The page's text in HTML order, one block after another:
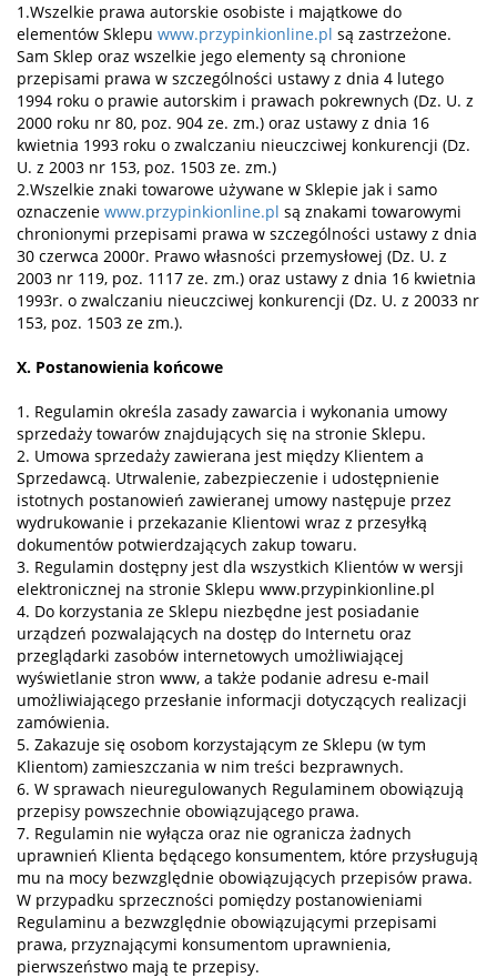
1.Wszelkie prawa autorskie osobiste i majątkowe do
elementów Sklepu www.przypinkionline.pl są zastrzeżone.
Sam Sklep oraz wszelkie jego elementy są chronione
przepisami prawa w szczególności ustawy z dnia 4 lutego
1994 roku o prawie autorskim i prawach pokrewnych (Dz. U. z
2000 roku nr 80, poz. 904 ze. zm.) oraz ustawy z dnia 16
kwietnia 1993 roku o zwalczaniu nieuczciwej konkurencji (Dz.
U. z 2003 nr 153, poz. 1503 ze. zm.)
2.Wszelkie znaki towarowe używane w Sklepie jak i samo
oznaczenie www.przypinkionline.pl są znakami towarowymi
chronionymi przepisami prawa w szczególności ustawy z dnia
30 czerwca 2000r. Prawo własności przemysłowej (Dz. U. z
2003 nr 119, poz. 1117 ze. zm.) oraz ustawy z dnia 16 kwietnia
1993r. o zwalczaniu nieuczciwej konkurencji (Dz. U. z 20033 nr
153, poz. 1503 ze zm.).
X. Postanowienia końcowe
1. Regulamin określa zasady zawarcia i wykonania umowy
sprzedaży towarów znajdujących się na stronie Sklepu.
2. Umowa sprzedaży zawierana jest między Klientem a
Sprzedawcą. Utrwalenie, zabezpieczenie i udostępnienie
istotnych postanowień zawieranej umowy następuje przez
wydrukowanie i przekazanie Klientowi wraz z przesyłką
dokumentów potwierdzających zakup towaru.
3. Regulamin dostępny jest dla wszystkich Klientów w wersji
elektronicznej na stronie Sklepu www.przypinkionline.pl
4. Do korzystania ze Sklepu niezbędne jest posiadanie
urządzeń pozwalających na dostęp do Internetu oraz
przeglądarki zasobów internetowych umożliwiającej
wyświetlanie stron www, a także podanie adresu e-mail
umożliwiającego przesłanie informacji dotyczących realizacji
zamówienia.
5. Zakazuje się osobom korzystającym ze Sklepu (w tym
Klientom) zamieszczania w nim treści bezprawnych.
6. W sprawach nieuregulowanych Regulaminem obowiązują
przepisy powszechnie obowiązującego prawa.
7. Regulamin nie wyłącza oraz nie ogranicza żadnych
uprawnień Klienta będącego konsumentem, które przysługują
mu na mocy bezwzględnie obowiązujących przepisów prawa.
W przypadku sprzeczności pomiędzy postanowieniami
Regulaminu a bezwzględnie obowiązującymi przepisami
prawa, przyznającymi konsumentom uprawnienia,
pierwszeństwo mają te przepisy.